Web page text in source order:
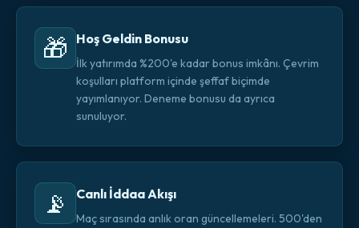
🎁 Hoş Geldin Bonusu
İlk yatırımda %200'e kadar bonus imkânı. Çevrim
koşulları platform içinde şeffaf biçimde
yayımlanıyor. Deneme bonusu da ayrıca
sunuluyor.
📡 Canlı İddaa Akışı
Maç sırasında anlık oran güncellemeleri. 500'den